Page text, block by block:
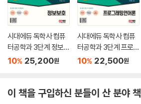
시대에듀 독학사 컴퓨
터공학과 3단계 정보보
호
10% 25,200원
시대에듀 독학사 컴퓨
터공학과 3단계 프로그
래밍언어론
10% 22,500원
이 책을 구입하신 분들이 산 분야 책